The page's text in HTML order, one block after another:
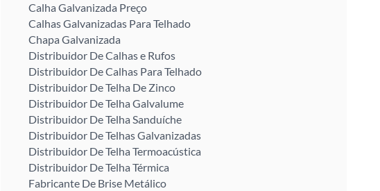
Calha Galvanizada Preço
Calhas Galvanizadas Para Telhado
Chapa Galvanizada
Distribuidor De Calhas e Rufos
Distribuidor De Calhas Para Telhado
Distribuidor De Telha De Zinco
Distribuidor De Telha Galvalume
Distribuidor De Telha Sanduíche
Distribuidor De Telhas Galvanizadas
Distribuidor De Telha Termoacústica
Distribuidor De Telha Térmica
Fabricante De Brise Metálico